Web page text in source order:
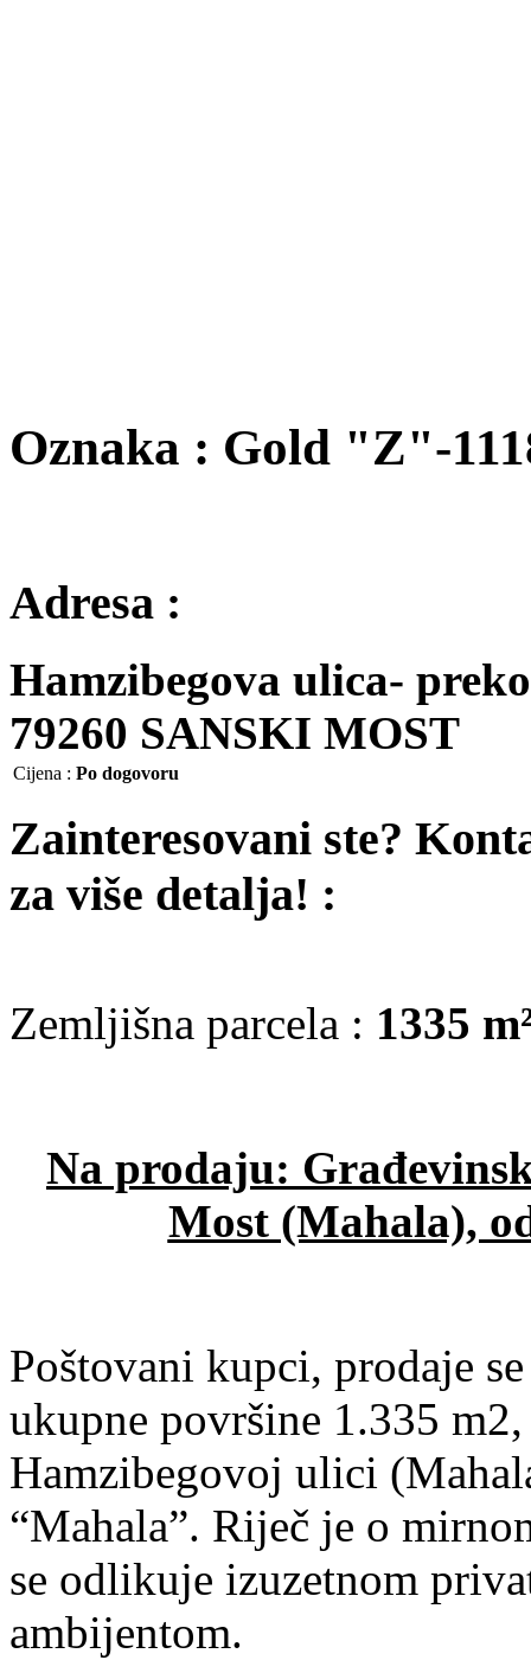
Oznaka : Gold "Z"-
Adresa :
Hamzibegova ulica-
79260 SANSKI MOST
Cijena : Po dogovoru
Zainteresovani ste?
za više detalja! :
Zemljišna parcela : 1335
Na prodaju:
Most (Mahala),
Poštovani kupci, prodaje
ukupne površine 1.335
Hamzibegovoj ulici
“Mahala”. Riječ je o
se odlikuje izuzetnom
ambijentom.